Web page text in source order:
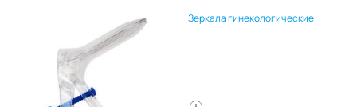
Зеркала гинекологические